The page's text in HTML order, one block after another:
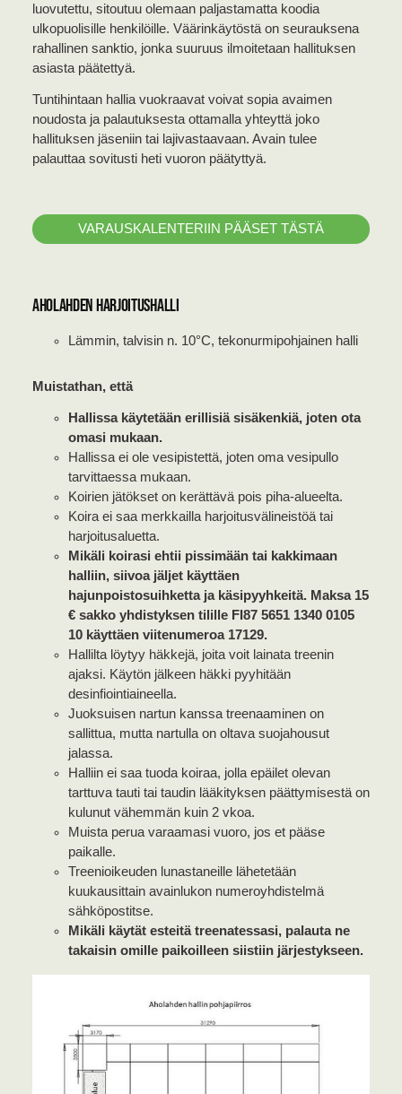
luovutettu, sitoutuu olemaan paljastamatta koodia
ulkopuolisille henkilöille. Väärinkäytöstä on seurauksena
rahallinen sanktio, jonka suuruus ilmoitetaan hallituksen
asiasta päätettyä.
Tuntihintaan hallia vuokraavat voivat sopia avaimen
noudosta ja palautuksesta ottamalla yhteyttä joko
hallituksen jäseniin tai lajivastaavaan. Avain tulee
palauttaa sovitusti heti vuoron päätyttyä.
VARAUSKALENTERIIN PÄÄSET TÄSTÄ
Aholahden harjoitushalli
Lämmin, talvisin n. 10°C, tekonurmipohjainen halli
Muistathan, että
Hallissa käytetään erillisiä sisäkenkiä, joten ota
omasi mukaan.
Hallissa ei ole vesipistettä, joten oma vesipullo
tarvittaessa mukaan.
Koirien jätökset on kerättävä pois piha-alueelta.
Koira ei saa merkkailla harjoitusvälineistöä tai
harjoitusaluetta.
Mikäli koirasi ehtii pissimään tai kakkimaan
halliin, siivoa jäljet käyttäen
hajunpoistosuihketta ja käsipyyhkeitä. Maksa 15
€ sakko yhdistyksen tilille FI87 5651 1340 0105
10 käyttäen viitenumeroa 17129.
Hallilta löytyy häkkejä, joita voit lainata treenin
ajaksi. Käytön jälkeen häkki pyyhitään
desinfiointiaineella.
Juoksuisen nartun kanssa treenaaminen on
sallittua, mutta nartulla on oltava suojahousut
jalassa.
Halliin ei saa tuoda koiraa, jolla epäilet olevan
tarttuva tauti tai taudin lääkityksen päättymisestä on
kulunut vähemmän kuin 2 vkoa.
Muista perua varaamasi vuoro, jos et pääse
paikalle.
Treenioikeuden lunastaneille lähetetään
kuukausittain avainlukon numeroyhdistelmä
sähköpostitse.
Mikäli käytät esteitä treenatessasi, palauta ne
takaisin omille paikoilleen siistiin järjestykseen.